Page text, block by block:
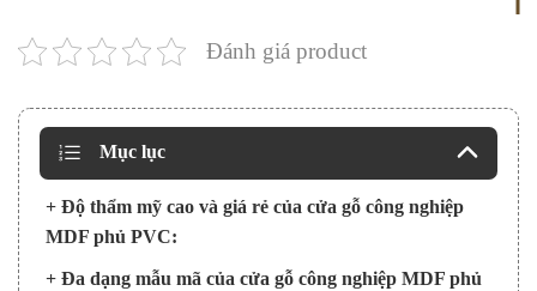
Đánh giá product
Mục lục
+ Độ thẩm mỹ cao và giá rẻ của cửa gỗ công nghiệp
MDF phủ PVC:
+ Đa dạng mẫu mã của cửa gỗ công nghiệp MDF phủ